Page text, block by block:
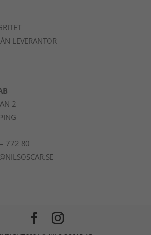
LEVERANTÖR
2
772 80